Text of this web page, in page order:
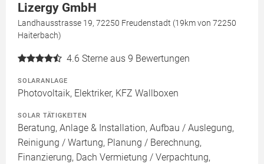
Lizergy GmbH
Landhausstrasse 19, 72250 Freudenstadt (19km von 72250
Haiterbach)
4.6 Sterne aus 9 Bewertungen
SOLARANLAGE
Photovoltaik, Elektriker, KFZ Wallboxen
SOLAR TÄTIGKEITEN
Beratung, Anlage & Installation, Aufbau / Auslegung,
Reinigung / Wartung, Planung / Berechnung,
Finanzierung, Dach Vermietung / Verpachtung,